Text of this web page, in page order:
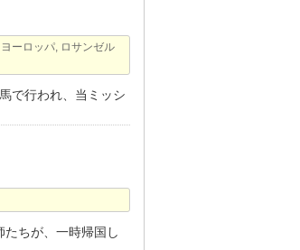
ヨーロッパ ロサンゼル
で行われ、当ミッシ
ちが、一時帰国し